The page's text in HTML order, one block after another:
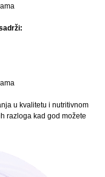
u kvalitetu i nutritivnom
razloga kad god možete